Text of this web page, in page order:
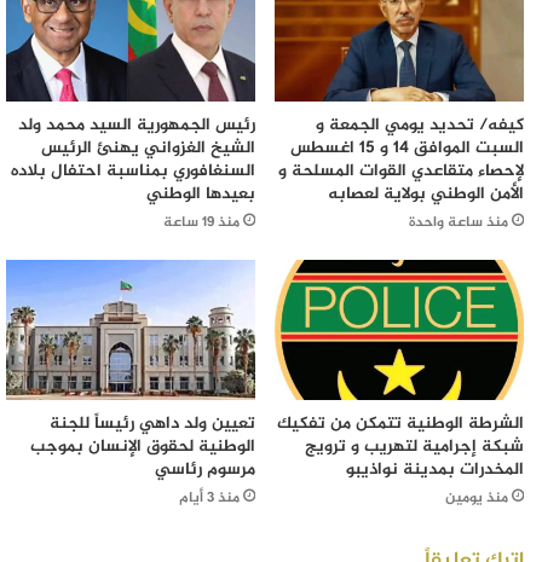
كيفه/ تحديد يومي الجمعة و
السبت الموافق 14 و 15 اغسطس
لإحصاء متقاعدي القوات المسلحة و
الأمن الوطني بولاية لعصابه
منذ ساعة واحدة
رئيس الجمهورية السيد محمد ولد
الشيخ الغزواني يهنئ الرئيس
السنغافوري بمناسبة احتفال بلاده
بعيدها الوطني
منذ 19 ساعة
الشرطة الوطنية تتمكن من تفكيك
شبكة إجرامية لتهريب و ترويج
المخدرات بمدينة نواذيبو
منذ يومين
تعيين ولد داهي رئيساً للجنة
الوطنية لحقوق الإنسان بموجب
مرسوم رئاسي
منذ 3 أيام